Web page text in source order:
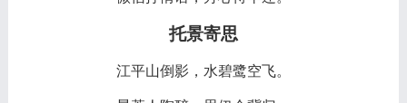
托景寄思
江平山倒影，水碧鹭空飞。